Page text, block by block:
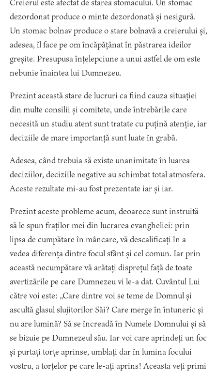
Creierul este afectat de starea stomacului. Un stomac
dezordonat produce o minte dezordonată și nesigură.
Un stomac bolnav produce o stare bolnavă a creierului și,
adesea, îl face pe om încăpățânat în păstrarea ideilor
greșite. Presupusa înțelepciune a unui astfel de om este
nebunie înaintea lui Dumnezeu.
Prezint această stare de lucruri ca fiind cauza situației
din multe consilii și comitete, unde întrebările care
necesită un studiu atent sunt tratate cu puțină atenție, iar
deciziile de mare importanță sunt luate în grabă.
Adesea, când trebuia să existe unanimitate în luarea
deciziilor, deciziile negative au schimbat total atmosfera.
Aceste rezultate mi-au fost prezentate iar și iar.
Prezint aceste probleme acum, deoarece sunt instruită
să le spun fraților mei din lucrarea evangheliei: prin
lipsa de cumpătare în mâncare, vă descalificați în a
vedea diferența dintre focul sfânt și cel comun. Iar prin
această necumpătare vă arătați disprețul față de toate
avertizările pe care Dumnezeu vi le-a dat. Cuvântul Lui
către voi este: „Care dintre voi se teme de Domnul și
ascultă glasul slujitorilor Săi? Care merge în întuneric și
nu are lumină? Să se încreadă în Numele Domnului și să
se bizuie pe Dumnezeul său. Iar voi care aprindeți un foc
și purtați torțe aprinse, umblați dar în lumina focului
vostru, a torțelor pe care le-ați aprins! Aceasta veți primi